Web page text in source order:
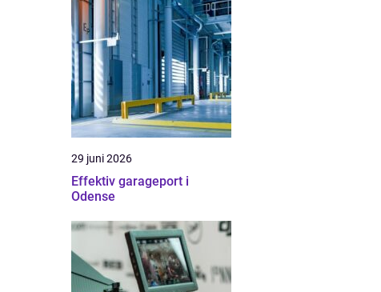
29 juni 2026
Effektiv garageport i
Odense